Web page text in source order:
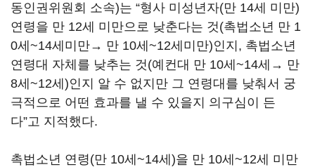
동인권위원회 소속)는 “형사 미성년자(만 14세 미만)
연령을 만 12세 미만으로 낮춘다는 것(촉법소년 만 1
0세~14세미만→ 만 10세~12세미만)인지, 촉법소년
연령대 자체를 낮추는 것(예컨대 만 10세~14세→ 만
8세~12세)인지 알 수 없지만 그 연령대를 낮춰서 궁
극적으로 어떤 효과를 낼 수 있을지 의구심이 든
다”고 지적했다.
촉법소년 연령(만 10세~14세)을 만 10세~12세 미만